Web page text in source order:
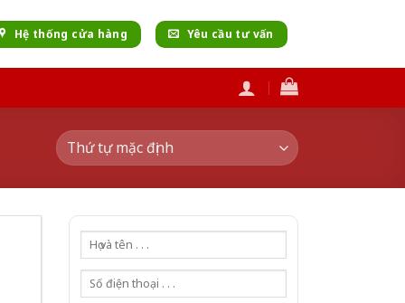
Hệ thống cửa hàng Yêu cầu tư vấn